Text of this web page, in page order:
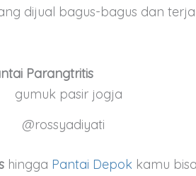
dijual bagus-bagus dan
Parangtritis
@rossyadiyati
hingga Pantai Depok kamu bisa